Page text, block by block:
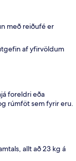
með reiðufé er
af yfirvöldum
foreldri eða
rúmföt sem fyrir eru.
allt að 23 kg á